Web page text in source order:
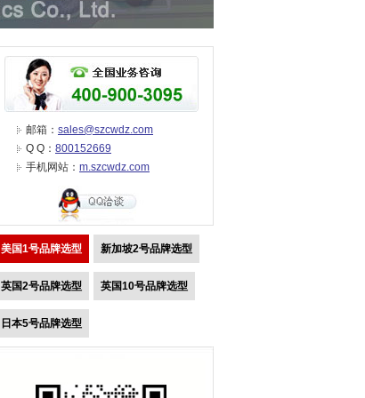
邮箱： sales@szcwdz.com
Q Q： 800152669
手机网站： m.szcwdz.com
美国1号品牌选型 新加坡2号品牌选型
英国2号品牌选型 英国10号品牌选型
日本5号品牌选型